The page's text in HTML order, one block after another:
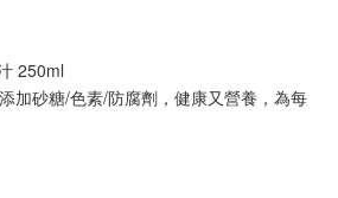
250ml
加砂糖/色素/防腐劑，健康又營養，為每